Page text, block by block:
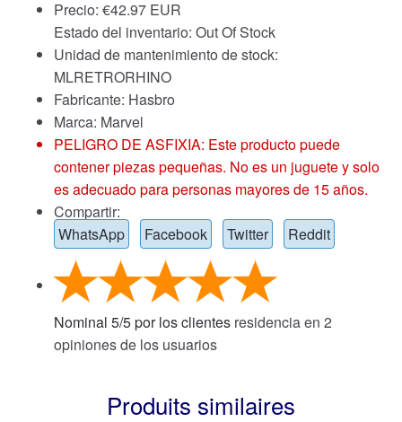
Precio: €42.97 EUR
Estado del inventario: Out Of Stock
Unidad de mantenimiento de stock:
MLRETRORHINO
Fabricante: Hasbro
Marca: Marvel
PELIGRO DE ASFIXIA: Este producto puede
contener piezas pequeñas. No es un juguete y solo
es adecuado para personas mayores de 15 años.
Compartir:
WhatsApp
Facebook Twitter Reddit
Nominal 5/5por los clientes residencia en 2
opiniones de los usuarios
Produits similaires